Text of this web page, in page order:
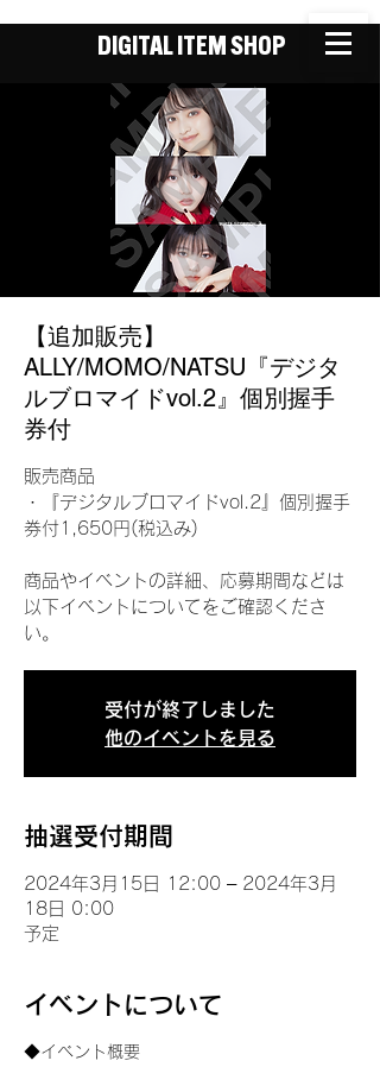
DIGITAL ITEM SHOP
【追加販売】
ALLY/MOMO/NATSU『デジタ
ルブロマイドvol.2』個別握手
券付
販売商品
・『デジタルブロマイドvol.2』個別握手
券付1,650円(税込み)
商品やイベントの詳細、応募期間などは
以下イベントについてをご確認くださ
い。
受付が終了しました
他のイベントを見る
抽選受付期間
2024年3月15日 12:00 – 2024年3月
18日 0:00
予定
イベントについて
◆イベント概要